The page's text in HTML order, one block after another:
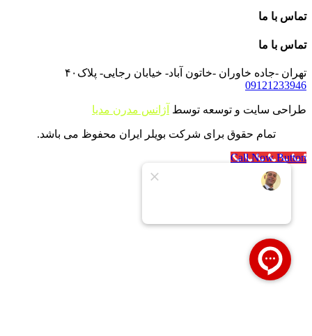
تماس با ما
تماس با ما
تهران -جاده خاوران -خاتون آباد- خیابان رجایی- پلاک۴۰
09121233946
طراحی سایت و توسعه توسط آژانس مدرن مدیا
تمام حقوق برای شرکت بویلر ایران محفوظ می باشد.
Call Now Button